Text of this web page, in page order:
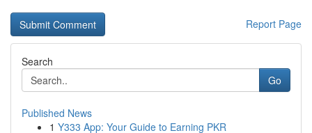
Report Page
Search
Go
Published News
1 Y333 App: Your Guide to Earning PKR